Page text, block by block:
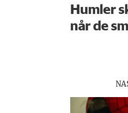
Humler
når de